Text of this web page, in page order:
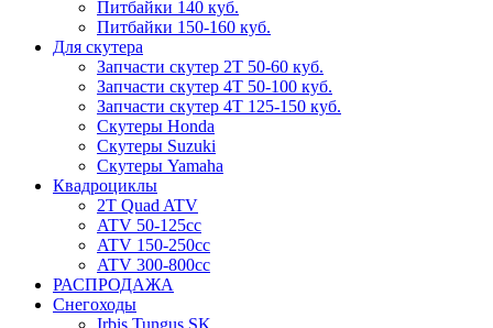
Питбайки 140 куб.
Питбайки 150-160 куб.
Для скутера
Запчасти скутер 2Т 50-60 куб.
Запчасти скутер 4Т 50-100 куб.
Запчасти скутер 4Т 125-150 куб.
Скутеры Honda
Скутеры Suzuki
Скутеры Yamaha
Квадроциклы
2T Quad ATV
ATV 50-125cc
ATV 150-250cc
ATV 300-800cc
РАСПРОДАЖА
Снегоходы
Irbis Tungus SK